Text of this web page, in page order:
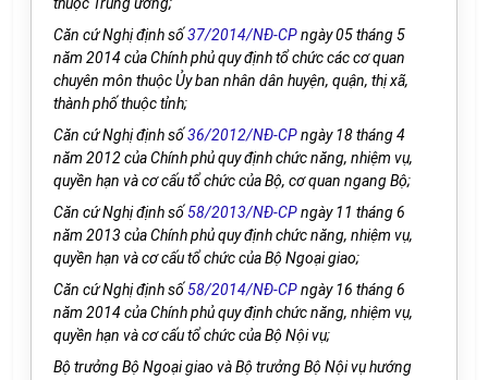
Căn cứ Nghị định số37/2014/NĐ-CPngày 05 tháng 5
năm 2014 của Chính phủ quy định tổ chức các cơ quan
chuyên môn thuộc Ủy ban nhân dân huyện, quận, thị xã,
thành phố thuộc tỉnh;
Căn cứ Nghị định số36/2012/NĐ-CPngày 18 tháng 4
năm 2012 của Chính phủ quy định chức năng, nhiệm vụ,
quyền hạn và cơ cấu tổ chức của Bộ, cơ quan ngang Bộ;
Căn cứ Nghị định số58/2013/NĐ-CPngày 11 tháng 6
năm 2013 của Chính phủ quy định chức năng, nhiệm vụ,
quyền hạn và cơ cấu tổ chức của Bộ Ngoại giao;
Căn cứ Nghị định số58/2014/NĐ-CPngày 16 tháng 6
năm 2014 của Chính phủ quy định chức năng, nhiệm vụ,
quyền hạn và cơ cấu tổ chức của Bộ Nội vụ;
Bộ trưởng Bộ Ngoại giao và Bộ trưởng Bộ Nội vụ hướng